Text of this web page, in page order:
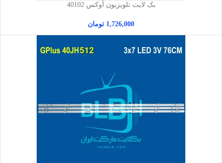
بک لایت تلویزیون آوکس 40102
1,726,000 تومان